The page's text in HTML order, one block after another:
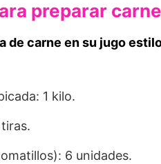
preparar
de carne en su jugo
1 kilo.
6 unidades.